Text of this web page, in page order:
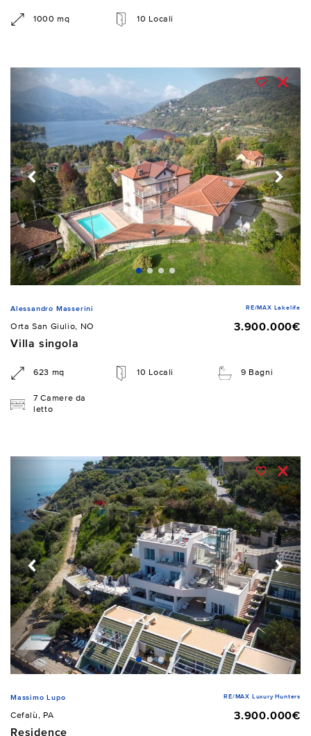
1000 mq 10 Locali
Alessandro Masserini RE/MAX Lakelife
Orta San Giulio, NO
3.900.000€
Villa singola
623 mq 10 Locali 9 Bagni
7 Camere da
letto
Massimo Lupo RE/MAX Luxury Hunters
Cefalù, PA
3.900.000€
Residence